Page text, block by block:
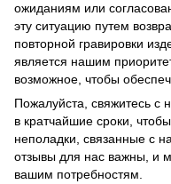
ожиданиям или
эту ситуацию путем
повторной гравировки
является нашим
возможное, чтобы
Пожалуйста, свяжитесь с
в кратчайшие сроки,
неполадки, связанные с
отзывы для нас важны, и
вашим потребностям.